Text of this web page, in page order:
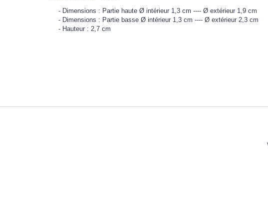
Dimensions : Partie haute Ø intérieur 1,3 cm ---- Ø extérieur 1,9 cm
Dimensions : Partie basse Ø intérieur 1,3 cm ---- Ø extérieur 2,3 cm
Hauteur : 2,7 cm